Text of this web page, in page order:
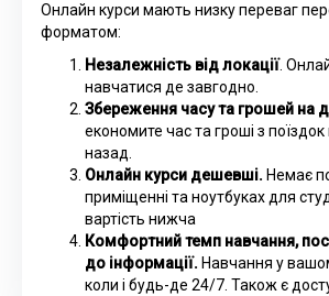
Онлайн курси мають низку переваг
форматом:
Незалежність від локації.
навчатися де завгодно.
Збереження часу та грошей на
економите час та гроші з поїздок
назад.
Онлайн курси дешевші. Немає
приміщенні та ноутбуках для
вартість нижча
Комфортний темп навчання,
до інформації. Навчання у
коли і будь-де 24/7. Також є